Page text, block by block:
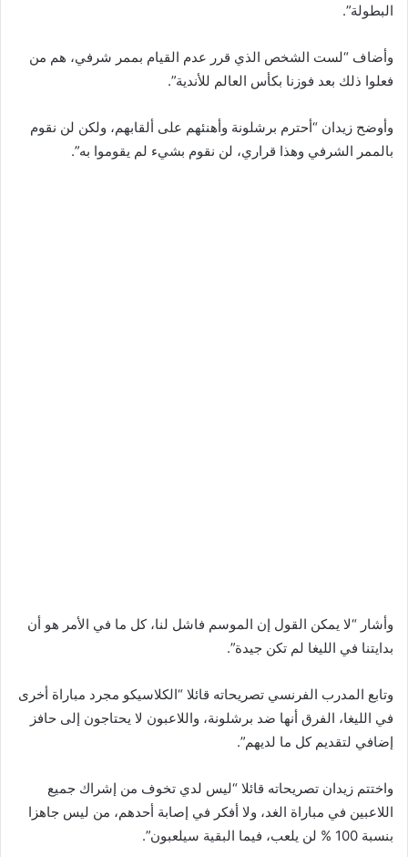
البطولة”.
وأضاف “لست الشخص الذي قرر عدم القيام بممر شرفي، هم من
فعلوا ذلك بعد فوزنا بكأس العالم للأندية”.
وأوضح زيدان “أحترم برشلونة وأهنئهم على ألقابهم، ولكن لن نقوم
بالممر الشرفي وهذا قراري، لن نقوم بشيء لم يقوموا به”.
وأشار “لا يمكن القول إن الموسم فاشل لنا، كل ما في الأمر هو أن
بدايتنا في الليغا لم تكن جيدة”.
وتابع المدرب الفرنسي تصريحاته قائلا “الكلاسيكو مجرد مباراة أخرى
في الليغا، الفرق أنها ضد برشلونة، واللاعبون لا يحتاجون إلى حافز
إضافي لتقديم كل ما لديهم”.
واختتم زيدان تصريحاته قائلا “ليس لدي تخوف من إشراك جميع
اللاعبين في مباراة الغد، ولا أفكر في إصابة أحدهم، من ليس جاهزا
بنسبة 100 % لن يلعب، فيما البقية سيلعبون”.